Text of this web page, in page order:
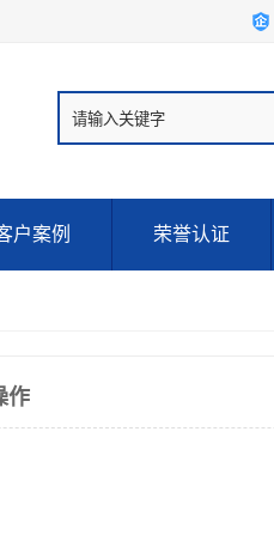
户案例 荣誉认证
作